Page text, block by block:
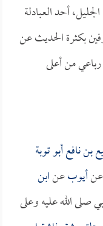
أحد العبادلة
بكثرة الحديث عن
من أعلى
بن نافع أبو توبة
أيوبعنابن
صلى الله عليه وعلى